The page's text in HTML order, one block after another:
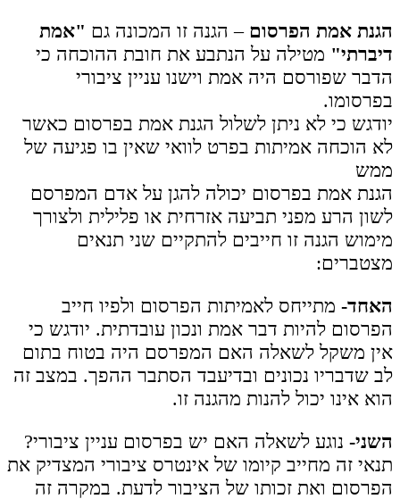
הגנת אמת הפרסום – הגנה זו המכונה גם "אמת
דיברתי" מטילה על הנתבע את חובת ההוכחה כי
הדבר שפורסם היה אמת וישנו עניין ציבורי
בפרסומו.
יודגש כי לא ניתן לשלול הגנת אמת בפרסום כאשר
לא הוכחה אמיתות בפרט לוואי שאין בו פגיעה של
ממש
הגנת אמת בפרסום יכולה להגן על אדם המפרסם
לשון הרע מפני תביעה אזרחית או פלילית ולצורך
מימוש הגנה זו חייבים להתקיים שני תנאים
מצטברים:
האחד- מתייחס לאמיתות הפרסום ולפיו חייב
הפרסום להיות דבר אמת ונכון עובדתית. יודגש כי
אין משקל לשאלה האם המפרסם היה בטוח בתום
לב שדבריו נכונים ובדיעבד הסתבר ההפך. במצב זה
הוא אינו יכול להנות מהגנה זו.
השני- נוגע לשאלה האם יש בפרסום עניין ציבורי?
תנאי זה מחייב קיומו של אינטרס ציבורי המצדיק את
הפרסום ואת זכותו של הציבור לדעת. במקרה זה